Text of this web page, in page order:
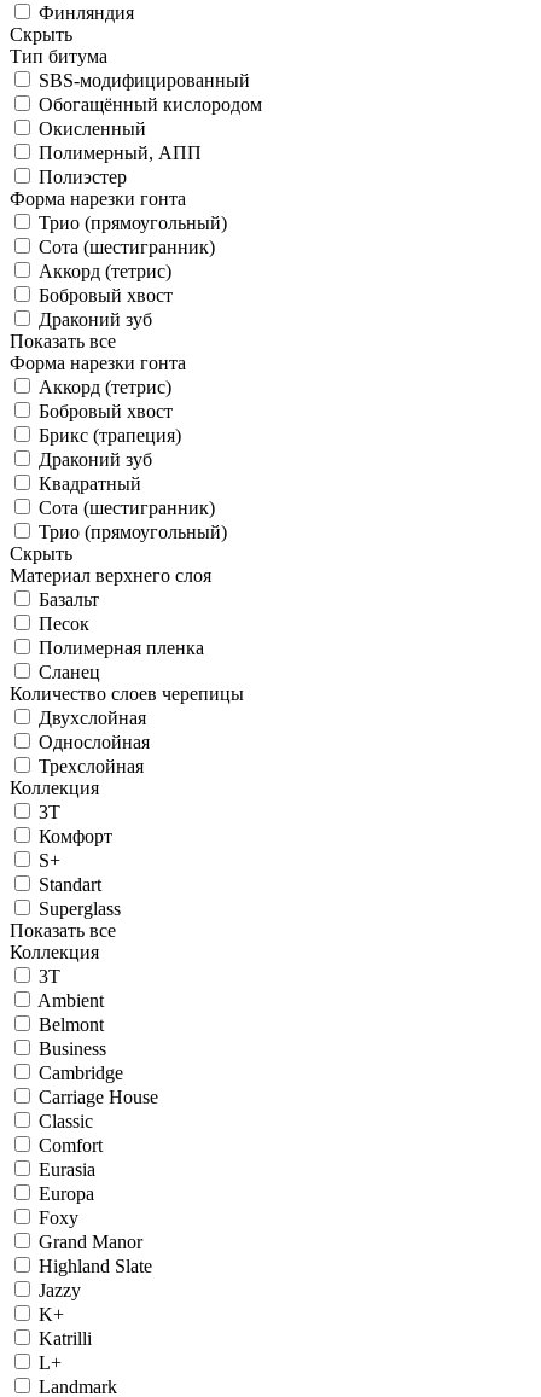
Финляндия
Скрыть
Тип битума
SBS-модифицированный
Обогащённый кислородом
Окисленный
Полимерный, АПП
Полиэстер
Форма нарезки гонта
Трио (прямоугольный)
Сота (шестигранник)
Аккорд (тетрис)
Бобровый хвост
Драконий зуб
Показать все
Форма нарезки гонта
Аккорд (тетрис)
Бобровый хвост
Брикс (трапеция)
Драконий зуб
Квадратный
Сота (шестигранник)
Трио (прямоугольный)
Скрыть
Материал верхнего слоя
Базальт
Песок
Полимерная пленка
Сланец
Количество слоев черепицы
Двухслойная
Однослойная
Трехслойная
Коллекция
3T
Комфорт
S+
Standart
Superglass
Показать все
Коллекция
3T
Ambient
Belmont
Business
Cambridge
Carriage House
Classic
Comfort
Eurasia
Europa
Foxy
Grand Manor
Highland Slate
Jazzy
K+
Katrilli
L+
Landmark